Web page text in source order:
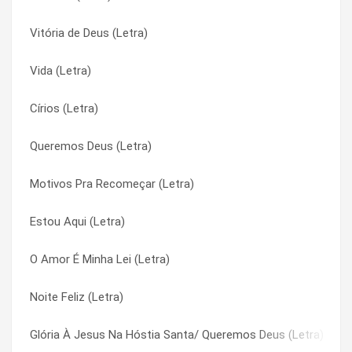
Vitória de Deus (Letra)
Vida (Letra)
Círios (Letra)
Queremos Deus (Letra)
Motivos Pra Recomeçar (Letra)
Estou Aqui (Letra)
O Amor É Minha Lei (Letra)
Noite Feliz (Letra)
Glória À Jesus Na Hóstia Santa/ Queremos Deus (Letra)
Nunca Pare de Lutar (Letra)
Novo Tempo (Letra)
Nossa Missão (Letra)
Nos Rumos da Berlinda (Letra)
Nos Olhos Da Criança (Letra)
Nós Num Mundo Só (Letra)
Noites Traiçoeiras (Letra)
Noite Feliz (Letra)
No Poder da Fé (Letra)
Coisas de Pai (Letra)
Coisas de Pai (Letra)
Como És Lindo (Letra)
Como És Lindo (Letra)
Confissão de Um Traidor (Letra)
Confissão de Um Traidor (Letra)
Contrários (Letra)
Contrários (Letra)
Coração Acorrentado (Letra)